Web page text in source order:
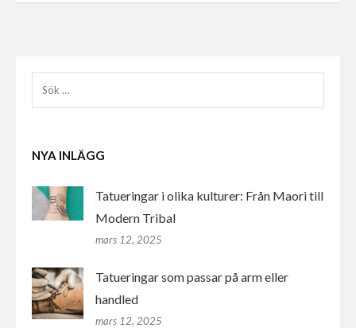
efter:
NYA INLÄGG
Tatueringar i olika kulturer: Från Maori till
Modern Tribal
mars 12, 2025
Tatueringar som passar på arm eller
handled
mars 12, 2025